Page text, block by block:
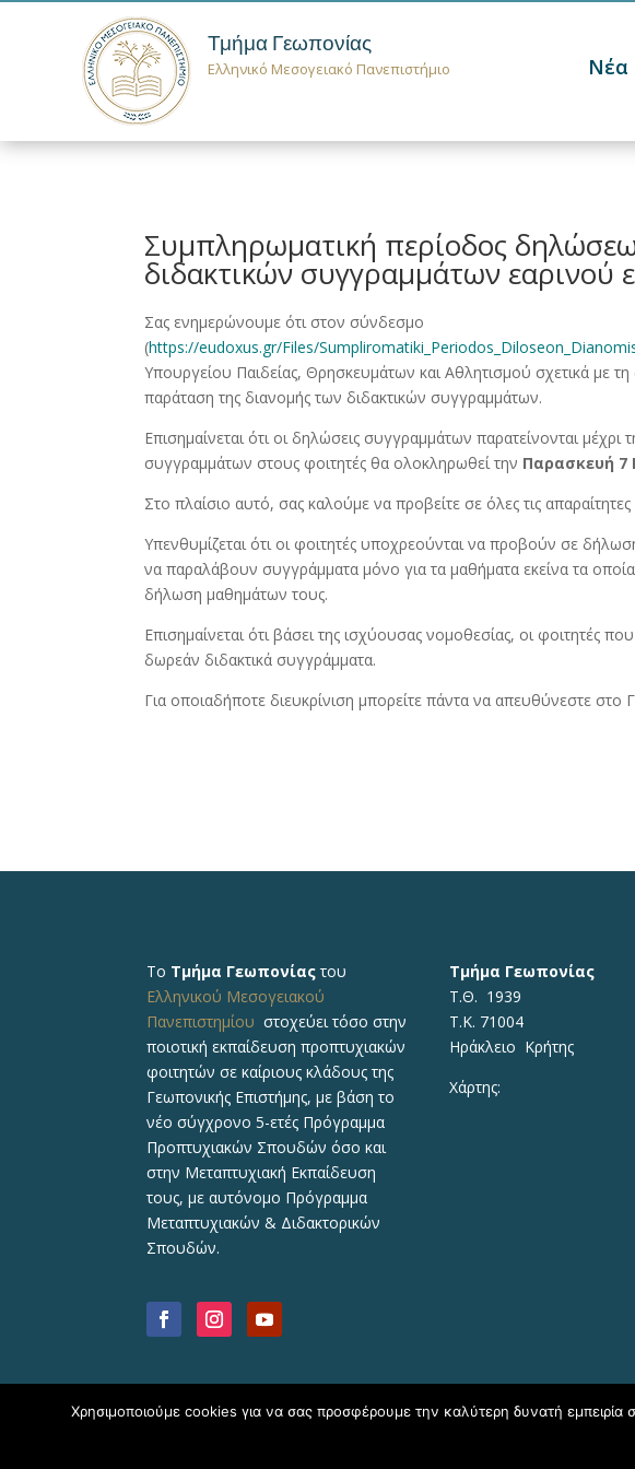
Τμήμα Γεωπονίας
Ελληνικό Μεσογειακό Πανεπιστήμιο Νέα
Συμπληρωματική περίοδος
διδακτικών συγγραμμάτων εαρινού
Σας ενημερώνουμε ότι στον σύνδεσμο
(https://eudoxus.gr/Files/
Υπουργείου Παιδείας, Θρησκευμάτων και Αθλητισμού σχετικά με
παράταση της διανομής των διδακτικών συγγραμμάτων.
Επισημαίνεται ότι οι δηλώσεις συγγραμμάτων παρατείνονται μέχρι
συγγραμμάτων στους φοιτητές θα ολοκληρωθεί την Παρασκευή 7
Στο πλαίσιο αυτό, σας καλούμε να προβείτε σε όλες τις
Υπενθυμίζεται ότι οι φοιτητές υποχρεούνται να προβούν σε
να παραλάβουν συγγράμματα μόνο για τα μαθήματα εκείνα τα
δήλωση μαθημάτων τους.
Επισημαίνεται ότι βάσει της ισχύουσας νομοθεσίας, οι φοιτητές
δωρεάν διδακτικά συγγράμματα.
Για οποιαδήποτε διευκρίνιση μπορείτε πάντα να απευθύνεστε
Το Τμήμα Γεωπονίαςτου
Ελληνικού Μεσογειακού
Πανεπιστημίου στοχεύει τόσο στην
ποιοτική εκπαίδευση προπτυχιακών
φοιτητών σε καίριους κλάδους της
Γεωπονικής Επιστήμης, με βάση το
νέο σύγχρονο 5-ετές Πρόγραμμα
Προπτυχιακών Σπουδών όσο και
στην Μεταπτυχιακή Εκπαίδευση
τους, με αυτόνομο Πρόγραμμα
Μεταπτυχιακών & Διδακτορικών
Σπουδών.
Τμήμα Γεωπονίας
Τ.Θ. 1939
Τ.Κ. 71004
Ηράκλειο Κρήτης
Χάρτης:
Copyright © 2020, ΕΛΜΕΠΑ Τμήμα
Χρησιμοποιούμε cookies για να σας προσφέρουμε την καλύτερη δυνατή εμπειρία